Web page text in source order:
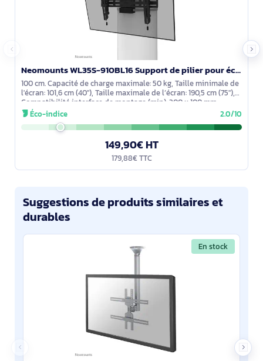
Neomounts WL35S-910BL16 Support de pilier pour écran 40-75" - inclinable - verrouillable - diam. 25-
100 cm. Capacité de charge maximale: 50 kg, Taille minimale de
l'écran: 101,6 cm (40"), Taille maximale de l’écran: 190,5 cm (75"),
Compatibilité interface de montage (min): 300 x 100 mm,
Éco-indice
2.0/10
149,90€ HT
179,88€ TTC
Suggestions de produits similaires et
durables
En stock